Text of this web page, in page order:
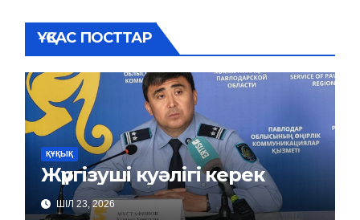
ҰҚСАС ПОСТТАР
ҚҰҚЫҚ
Жүргізуші куәлігі керек
ШІЛ 23, 2026